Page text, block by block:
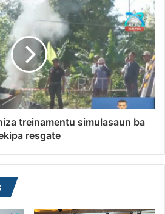
treinamentu simulasaun ba
resgate